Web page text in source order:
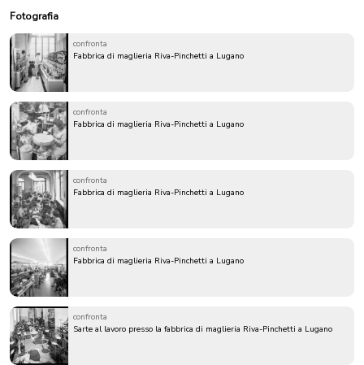
Fotografia
confronta
Fabbrica di maglieria Riva-Pinchetti a Lugano
confronta
Fabbrica di maglieria Riva-Pinchetti a Lugano
confronta
Fabbrica di maglieria Riva-Pinchetti a Lugano
confronta
Fabbrica di maglieria Riva-Pinchetti a Lugano
confronta
Sarte al lavoro presso la fabbrica di maglieria Riva-Pinchetti a Lugano